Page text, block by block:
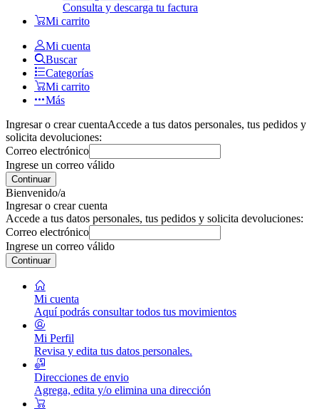
Consulta y descarga tu factura
Mi carrito
Mi cuenta
Buscar
Categorías
Mi carrito
Más
Ingresar o crear cuentaAccede a tus datos personales, tus pedidos y
solicita devoluciones:
Correo electrónico
Ingrese un correo válido
Continuar
Bienvenido/a
Ingresar o crear cuenta
Accede a tus datos personales, tus pedidos y solicita devoluciones:
Correo electrónico
Ingrese un correo válido
Continuar
Mi cuenta
Aquí podrás consultar todos tus movimientos
Mi Perfil
Revisa y edita tus datos personales.
Direcciones de envio
Agrega, edita y/o elimina una dirección